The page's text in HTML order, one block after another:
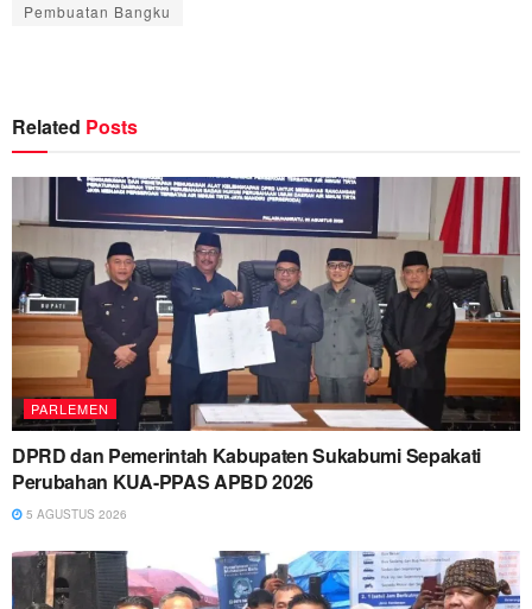
Pembuatan Bangku
Related Posts
PARLEMEN
DPRD dan Pemerintah Kabupaten Sukabumi Sepakati
Perubahan KUA-PPAS APBD 2026
5 AGUSTUS 2026